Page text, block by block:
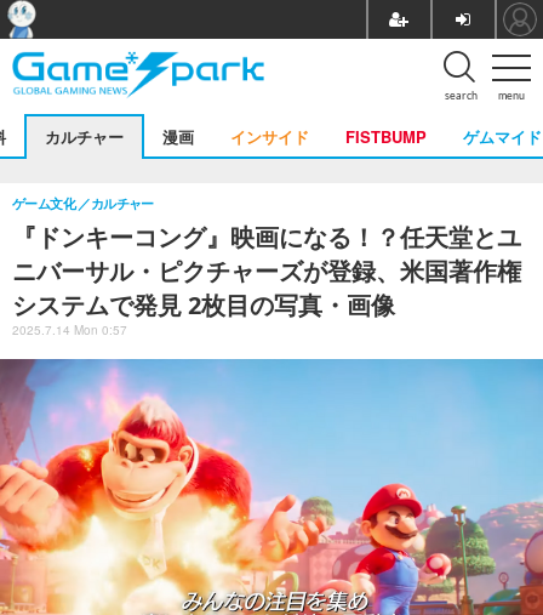
menu
search
カルチャー 漫画 インサイド FISTBUMP ゲムマイド
『ドンキーコング』映画になる！？任天堂とユ
ニバーサル・ピクチャーズが登録、米国著作権
システムで発見 2枚目の写真・画像
ゲーム文化 カルチャー
2025.7.14 Mon 0:57